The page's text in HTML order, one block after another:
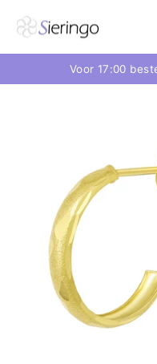
Voor 17:00